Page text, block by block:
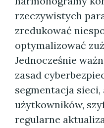
rzeczywistych
zredukować
optymalizować
Jednocześnie
zasad
segmentacja
użytkowników,
regularne